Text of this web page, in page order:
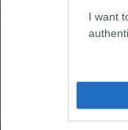
I want